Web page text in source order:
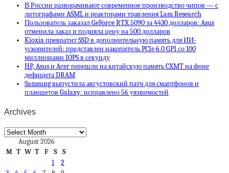
В России разворачивают современное производство чипов — с
литографами ASML и реакторами травления Lam Research
Пользователь заказал GeForce RTX 5090 за 4430 долларов: Asus
отменила заказ и подняла цену на 500 долларов
Kioxia превратит SSD в дополнительную память для ИИ-
ускорителей: представлен накопитель PCIe 6.0 GP1 со 100
миллионами IOPS в секунду
HP, Asus и Acer перешли на китайскую память CXMT на фоне
дефицита DRAM
Samsung выпустила августовский патч для смартфонов и
планшетов Galaxy: исправлено 56 уязвимостей
Archives
Archives
August 2026
M T W T F S
S
1
2